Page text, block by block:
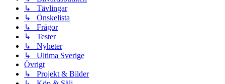
↳ Tävlingar
↳ Önskelista
↳ Frågor
↳ Tester
↳ Nyheter
↳ Ultima Sverige
Övrigt
↳ Projekt & Bilder